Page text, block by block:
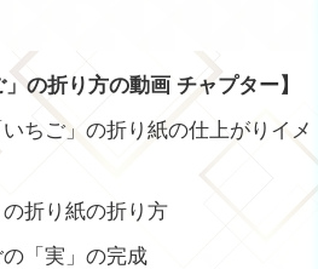
の折り方の動画 チャプター】
ちご」の折り紙の仕上がりイメ
折り紙の折り方
「実」の完成